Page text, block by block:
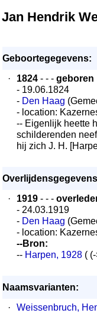
Jan Hendrik
Geboortegegevens:
·
1824 - - - geboren
- 19.06.1824
- Den Haag
- location:
-- Eigenlijk heette
schilderenden
hij zich J. H.
·
1919 - - -
- 24.03.1919
- Den Haag
- location:
--Bron:
-- Harpen, 1928 (
Naamsvarianten:
·
Weissenbruch,